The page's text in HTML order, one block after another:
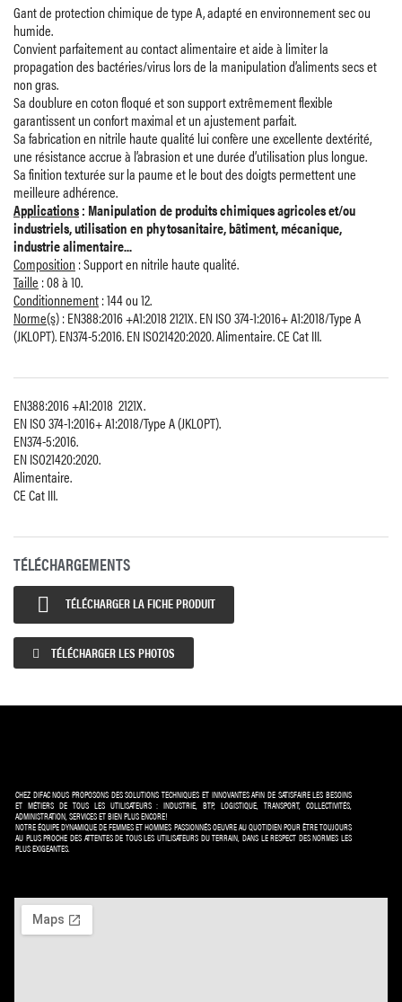
Gant de protection chimique de type A, adapté en environnement sec ou
humide.
Convient parfaitement au contact alimentaire et aide à limiter la
propagation des bactéries/virus lors de la manipulation d’aliments secs et
non gras.
Sa doublure en coton floqué et son support extrêmement flexible
garantissent un confort maximal et un ajustement parfait.
Sa fabrication en nitrile haute qualité lui confère une excellente dextérité,
une résistance accrue à l’abrasion et une durée d’utilisation plus longue.
Sa finition texturée sur la paume et le bout des doigts permettent une
meilleure adhérence.
Applications: Manipulation de produits chimiques agricoles et/ou
industriels, utilisation en phytosanitaire, bâtiment, mécanique,
industrie alimentaire...
Composition: Support en nitrile haute qualité.
Taille : 08 à 10.
Conditionnement: 144 ou 12.
Norme(s): EN388:2016 +A1:2018 2121X. EN ISO 374-1:2016+ A1:2018/Type A
(JKLOPT). EN374-5:2016. EN ISO21420:2020. Alimentaire. CE Cat III.
EN388:2016 +A1:2018 2121X.
EN ISO 374-1:2016+ A1:2018/Type A (JKLOPT).
EN374-5:2016.
EN ISO21420:2020.
Alimentaire.
CE Cat III.
TÉLÉCHARGEMENTS
 TÉLÉCHARGER LA FICHE PRODUIT
TÉLÉCHARGER LES PHOTOS
CHEZ DIFAC NOUS PROPOSONS DES SOLUTIONS TECHNIQUES ET INNOVANTES AFIN DE SATISFAIRE LES BESOINS
ET MÉTIERS DE TOUS LES UTILISATEURS : INDUSTRIE, BTP, LOGISTIQUE, TRANSPORT, COLLECTIVITÉS,
ADMINISTRATION, SERVICES ET BIEN PLUS ENCORE!
NOTRE ÉQUIPE DYNAMIQUE DE FEMMES ET HOMMES PASSIONNÉS OEUVRE AU QUOTIDIEN POUR ÊTRE TOUJOURS
AU PLUS PROCHE DES ATTENTES DE TOUS LES UTILISATEURS DU TERRAIN, DANS LE RESPECT DES NORMES LES
PLUS EXIGEANTES.